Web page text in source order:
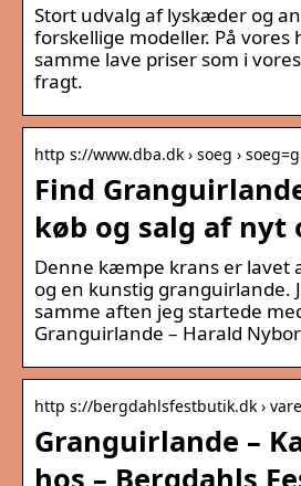
Stort udvalg af lyskæder og
forskellige modeller. På vores
samme lave priser som i
fragt.
http s://www.dba.dk › soeg ›
Find
køb og salg af nyt
Denne kæmpe krans er lavet
og en kunstig granguirlande.
samme aften jeg startede
Granguirlande – Harald
http s://bergdahlsfestbutik.dk ›
Granguirlande –
hos – Bergdahls